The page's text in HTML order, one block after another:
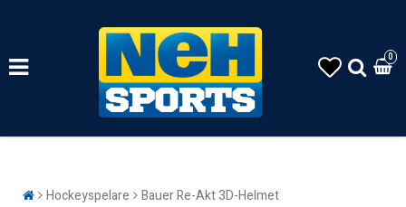
0
Hockeyspelare Bauer Re-Akt 3D-Helmet